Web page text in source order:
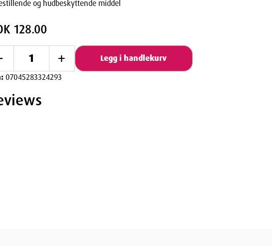
og hudbeskyttende middel
128.00
+
Legg i handlekurv
07045283324293